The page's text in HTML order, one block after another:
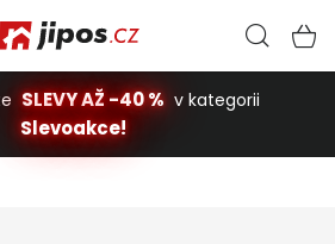
SLEVY AŽ -40 % v kategorii
Slevoakce!